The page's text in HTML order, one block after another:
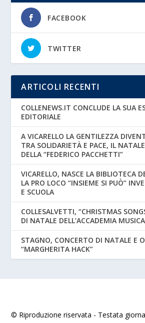
FACEBOOK
TWITTER
ARTICOLI RECENTI
COLLENEWS.IT CONCLUDE LA SUA
EDITORIALE
A VICARELLO LA GENTILEZZA
TRA SOLIDARIETÀ E PACE, IL
DELLA “FEDERICO PACCHETTI”
VICARELLO, NASCE LA BIBLIOTECA
LA PRO LOCO “INSIEME SI PUÒ”
E SCUOLA
COLLESALVETTI, “CHRISTMAS
DI NATALE DELL’ACCADEMIA
STAGNO, CONCERTO DI NATALE E
“MARGHERITA HACK”
© Riproduzione riservata - Testata